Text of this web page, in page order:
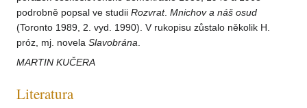
podrobně popsal ve studii Rozvrat. Mnichov a náš osud
(Toronto 1989, 2. vyd. 1990). V rukopisu zůstalo několik H.
próz, mj. novela Slavobrána
MARTIN KUČERA
Literatura